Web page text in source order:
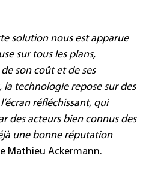
solution nous est apparue
sur tous les plans,
son coût et de ses
la technologie repose sur des
réfléchissant, qui
des acteurs bien connus des
une bonne réputation
Mathieu Ackermann.